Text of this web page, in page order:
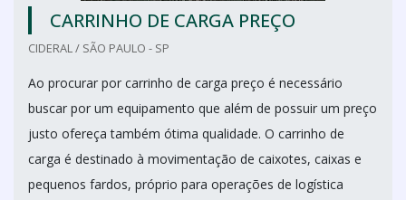
CARRINHO DE CARGA PREÇO
CIDERAL / SÃO PAULO - SP
Ao procurar por carrinho de carga preço é necessário
buscar por um equipamento que além de possuir um preço
justo ofereça também ótima qualidade. O carrinho de
carga é destinado à movimentação de caixotes, caixas e
pequenos fardos, próprio para operações de logística